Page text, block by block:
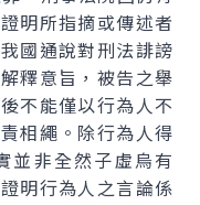
明所指摘或傳述者
國通說對刑法誹謗
釋意旨，被告之舉
不能僅以行為人不
相繩。除行為人得
並非全然子虛烏有
明行為人之言論係